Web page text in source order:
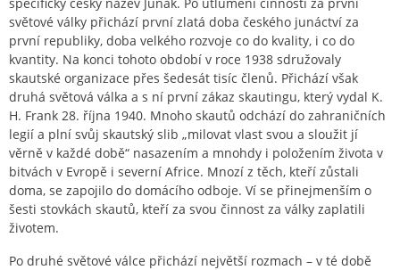
světové války přichází první zlatá doba českého junáctví za
první republiky, doba velkého rozvoje co do kvality, i co do
kvantity. Na konci tohoto období v roce 1938 sdružovaly
skautské organizace přes šedesát tisíc členů. Přichází však
druhá světová válka a s ní první zákaz skautingu, který vydal K.
H. Frank 28. října 1940. Mnoho skautů odchází do zahraničních
legií a plní svůj skautský slib „milovat vlast svou a sloužit jí
věrně v každé době“ nasazením a mnohdy i položením života v
bitvách v Evropě i severní Africe. Mnozí z těch, kteří zůstali
doma, se zapojilo do domácího odboje. Ví se přinejmenším o
šesti stovkách skautů, kteří za svou činnost za války zaplatili
životem.
Po druhé světové válce přichází největší rozmach – v té době